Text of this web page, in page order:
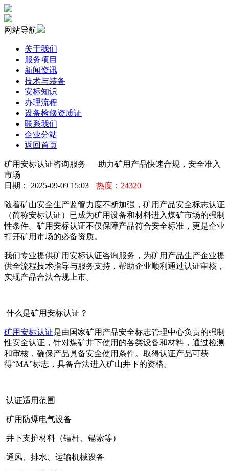
网站导航
关于我们
服务项目
新闻资讯
技术与装备
安标知识
办理流程
设备检修资质证
联系我们
企业分站
返回首页
矿用安标认证咨询服务 — 助力矿用产品快速合规，安全准入
市场
日期： 2025-09-09 15:03
热度：24320
随着矿山安全生产监管力度不断加强，矿用产品安全标志认证
（简称安标认证）已成为矿用设备和材料进入煤矿市场的强制
性条件。矿用安标认证不仅保障产品符合安全标准，更是企业
打开矿用市场的必备资质。
我们专业提供矿用安标认证咨询服务，为矿用产品生产企业提
供全流程技术指导与服务支持，帮助企业顺利通过认证审核，
实现产品合法合规上市。
什么是矿用安标认证？
矿用安标认证是由国家矿用产品安全标志管理中心负责的强制
性安全认证，针对煤矿井下使用的各类设备和材料，通过检测
和审核，确保产品具备安全使用条件。取得认证产品可获
得“MA”标志，具备合法进入矿山井下的资格。
认证适用范围
矿用防爆电气设备
井下支护材料（锚杆、锚索等）
通风、排水、运输机械设备